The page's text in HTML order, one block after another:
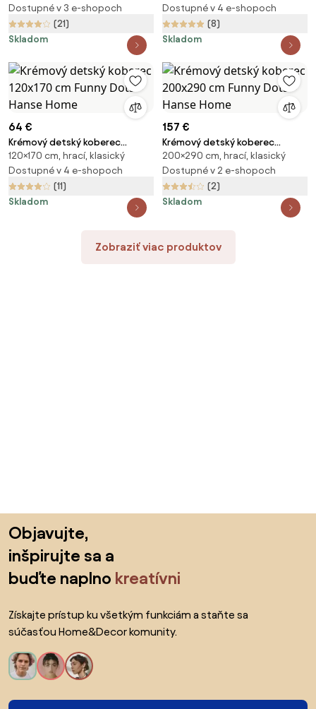
Dostupné v 3 e-shopoch
(21)
Skladom
Home
Dostupné v 4 e-shopoch
(8)
Skladom
64 €
Krémový detský koberec
120x170 cm Funny Dots – Hanse
Home
120×170 cm, hrací, klasický
Dostupné v 4 e-shopoch
(11)
Skladom
157 €
Krémový detský koberec
200x290 cm Funny Dots –
Hanse Home
200×290 cm, hrací, klasický
Dostupné v 2 e-shopoch
(2)
Skladom
Zobraziť viac produktov
Objavujte,
inšpirujte sa a
buďte naplno kreatívni
Získajte prístup ku všetkým funkciám a staňte sa
súčasťou Home&Decor komunity.